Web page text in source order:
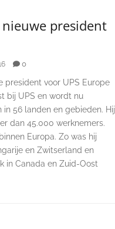
president
0
president voor UPS Europe
bij UPS en wordt nu
56 landen en gebieden. Hij
dan 45.000 werknemers.
Europa. Zo was hij
en Zwitserland en
in Canada en Zuid-Oost